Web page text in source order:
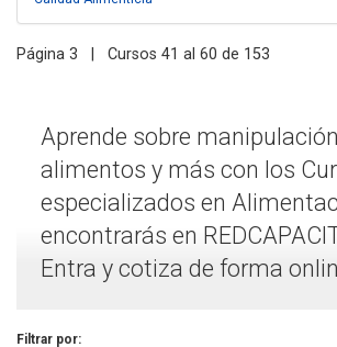
Página 3 | Cursos 41 al 60 de 153
Aprende sobre
alimentos y más con los
especializados en
encontrarás en
Entra y cotiza de forma
Filtrar por: